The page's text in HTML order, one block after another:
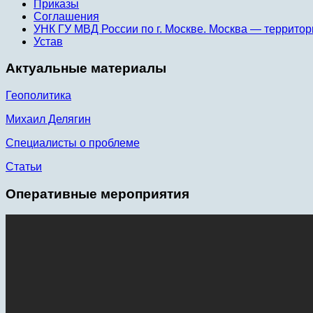
Приказы
Соглашения
УНК ГУ МВД России по г. Москве. Москва —
Устав
Актуальные материалы
Геополитика
Михаил Делягин
Специалисты о проблеме
Статьи
Оперативные мероприятия